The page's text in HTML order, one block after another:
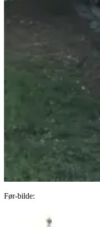
Før-bilde: